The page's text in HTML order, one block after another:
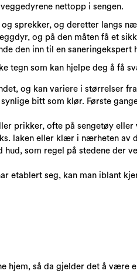
nettopp i sengen.
sprekker, og deretter langs
og på den måten få et
den inn til en saneringekspert
tegn som kan hjelpe deg å få
og kan variere i størrelser
bitt som klør. Første
prikker, ofte på sengetøy
laken eller klær i nærheten av
som regel på stedene der
etablert seg, kan man iblant
hjem, så da gjelder det å være